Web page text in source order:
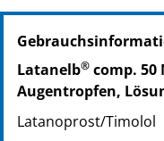
PZN: 19068762
PPN: 111906876230
PZN: 19068779
PPN: 111906877920
PPN: 111906878583
Latanelb® comp.
Augentropfen,
Latanoprost/Timolol